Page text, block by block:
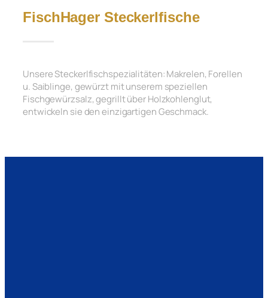
FischHager Steckerlfische
Unsere Steckerlfischspezialitäten: Makrelen, Forellen
u. Saiblinge, gewürzt mit unserem speziellen
Fischgewürzsalz, gegrillt über Holzkohlenglut,
entwickeln sie den einzigartigen Geschmack.